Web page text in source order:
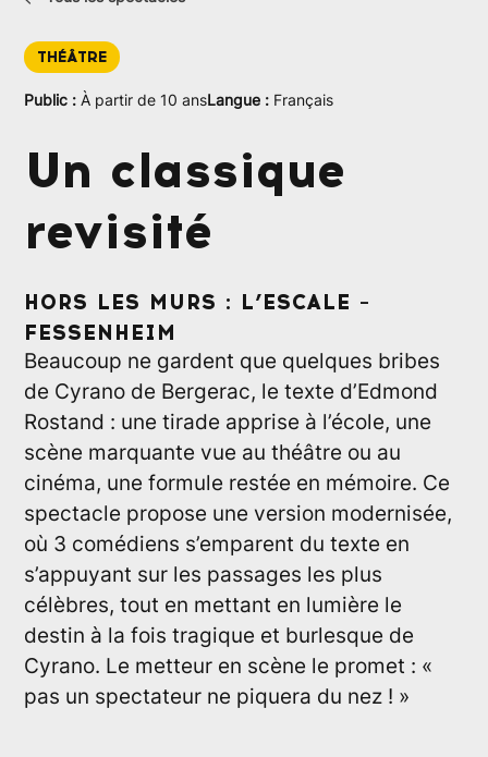
THÉÂTRE
Public :À partir de 10 ansLangue : Français
Un classique
revisité
HORS LES MURS : L’ESCALE –
FESSENHEIM
Beaucoup ne gardent que quelques bribes
de Cyrano de Bergerac, le texte d’Edmond
Rostand : une tirade apprise à l’école, une
scène marquante vue au théâtre ou au
cinéma, une formule restée en mémoire. Ce
spectacle propose une version modernisée,
où 3 comédiens s’emparent du texte en
s’appuyant sur les passages les plus
célèbres, tout en mettant en lumière le
destin à la fois tragique et burlesque de
Cyrano. Le metteur en scène le promet : «
pas un spectateur ne piquera du nez ! »